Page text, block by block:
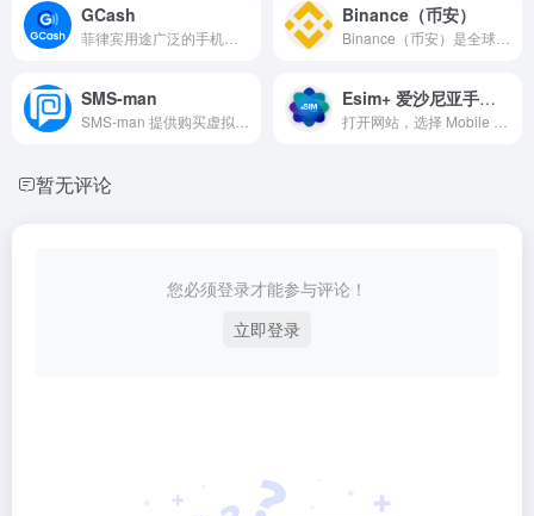
GCash Binance（币安）
SMS-man Esim+ 爱沙尼亚手机号
暂无评论
您必须登录才能参与评论！
立即登录